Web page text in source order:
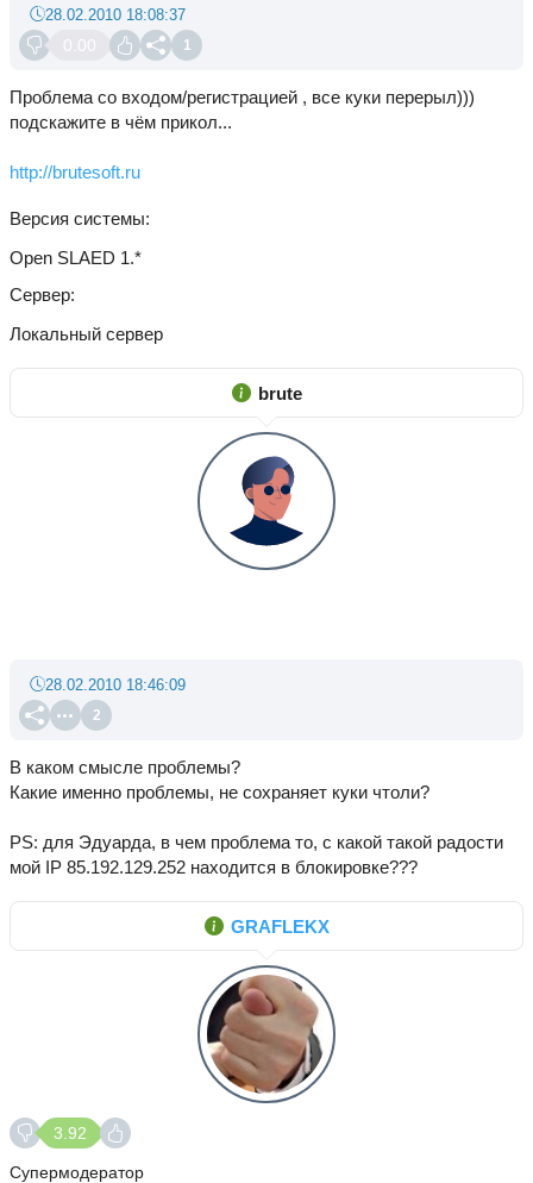
0.00 1
28.02.2010 18:08:37
Проблема со входом/регистрацией , все куки перерыл)))
подскажите в чём прикол...
http://brutesoft.ru
Версия системы
Open SLAED 1.*
Сервер
Локальный сервер
brute
2
28.02.2010 18:46:09
В каком смысле проблемы?
Какие именно проблемы, не сохраняет куки чтоли?
PS: для Эдуарда, в чем проблема то, с какой такой радости
мой IP 85.192.129.252 находится в блокировке???
GRAFLEKX
3.92
Супермодератор